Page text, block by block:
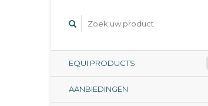
EQUI PRODUCTS
AANBIEDINGEN